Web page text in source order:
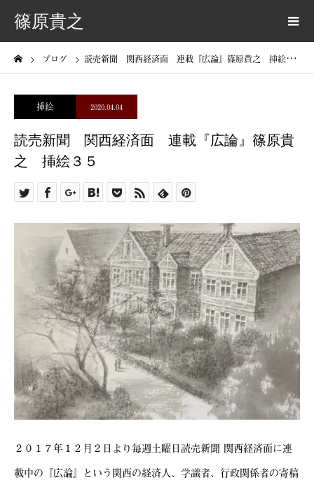
篠原貴之
ブログ 読売新聞 関西経済面 連載『広論』篠原貴之 挿絵３５
挿絵 2020.04.04
読売新聞 関西経済面 連載『広論』篠原貴
之 挿絵３５
２０１７年１２月２日より毎週土曜日読売新聞 関西経済面に連
載中の『広論』という関西の経済人、学識者、行政関係者の寄稿